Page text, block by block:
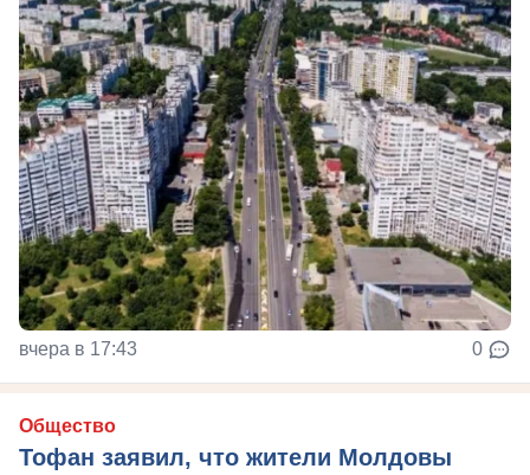
вчера в 17:43 0
Общество
Тофан заявил, что жители Молдовы